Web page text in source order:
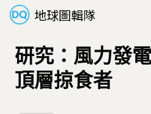
地球圖輯隊
研究：風力發
頂層掠食者